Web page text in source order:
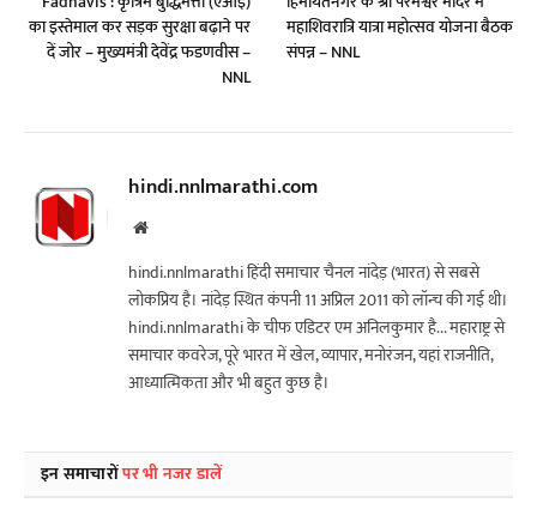
का इस्तेमाल कर सड़क सुरक्षा बढ़ाने पर
दें जोर – मुख्यमंत्री देवेंद्र फडणवीस –
NNL
महाशिवरात्रि यात्रा महोत्सव योजना बैठक
संपन्न – NNL
hindi.nnlmarathi.com
Website
hindi.nnlmarathi हिंदी समाचार चैनल नांदेड़ (भारत) से सबसे
लोकप्रिय है। नांदेड़ स्थित कंपनी 11 अप्रिल 2011 को लॉन्च की गई थी।
hindi.nnlmarathi के चीफ एडिटर एम अनिलकुमार है... महाराष्ट्र से
समाचार कवरेज, पूरे भारत में खेल, व्यापार, मनोरंजन, यहां राजनीति,
आध्यात्मिकता और भी बहुत कुछ है।
इन समाचारोंपर भी नजर डालें